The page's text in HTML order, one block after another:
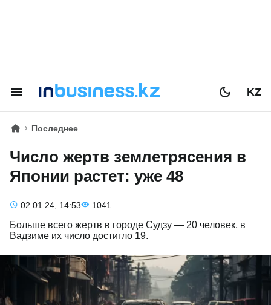
KZ
Последнее
Число жертв землетрясения в
Японии растет: уже 48
02.01.24, 14:53 1041
Больше всего жертв в городе Судзу — 20 человек, в
Вадзиме их число достигло 19.